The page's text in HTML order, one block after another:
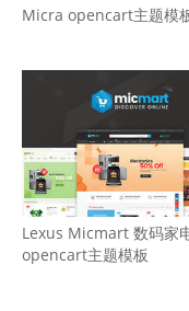
Micra opencart主题模
Lexus Micmart 数码家
opencart主题模板